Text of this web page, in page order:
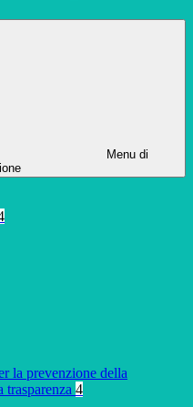
Menu di
la prevenzione della
trasparenza 4